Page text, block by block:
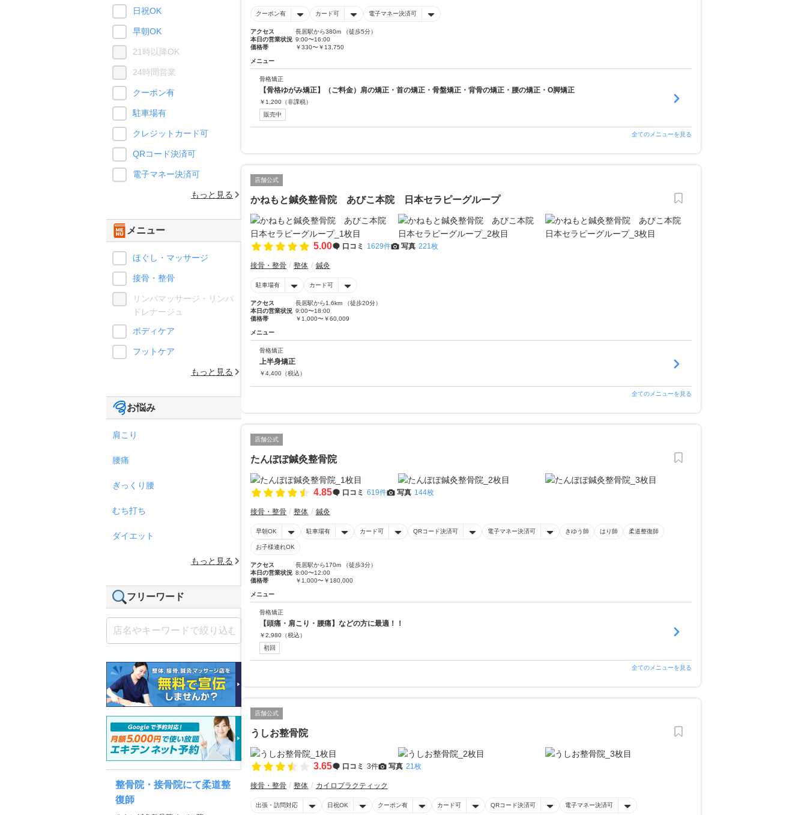
クーポン有 カード可 電子マネー決済可
アクセス
長居駅から380m （徒歩5分）
本日の営業状況 9:00〜16:00
価格帯
￥330〜￥13,750
メニュー
骨格矯正
【骨格ゆがみ矯正】（ご料金）肩の矯正・首の矯正・骨盤矯正・背骨の矯正・腰の矯正・O脚矯正
￥ 1,200 （非課税）
販売中
全てのメニューを見る
店舗公式
かねもと鍼灸整骨院 あびこ本院 日本セラピーグループ
5.00 口コミ 1629件 写真 221枚
接骨・整骨 整体 鍼灸
駐車場有 カード可
アクセス
長居駅から1.6km （徒歩20分）
本日の営業状況 9:00〜18:00
価格帯
￥1,000〜￥60,009
メニュー
骨格矯正
上半身矯正
￥4,400 （税込）
全てのメニューを見る
店舗公式
たんぽぽ鍼灸整骨院
4.85 口コミ 619件 写真 144枚
接骨・整骨 整体 鍼灸
早朝OK 駐車場有 カード可 QRコード決済可 電子マネー決済可 きゆう師 はり師 柔道整復師
お子様連れOK
アクセス
長居駅から170m （徒歩3分）
本日の営業状況 8:00〜12:00
価格帯
￥1,000〜￥180,000
メニュー
骨格矯正
【頭痛・肩こり・腰痛】などの方に最適！！
￥2,980 （税込）
初回
全てのメニューを見る
店舗公式
うしお整骨院
3.65 口コミ 3件 写真 21枚
接骨・整骨 整体 カイロプラクティック
出張・訪問対応 日祝OK クーポン有 カード可 QRコード決済可 電子マネー決済可
日祝OK
早朝OK
21時以降OK
24時間営業
クーポン有
駐車場有
クレジットカード可
QRコード決済可
電子マネー決済可
もっと見る
メニュー
ほぐし・マッサージ
接骨・整骨
リンパマッサージ・リンパ
ドレナージュ
ボディケア
フットケア
もっと見る
お悩み
肩こり
腰痛
ぎっくり腰
むち打ち
ダイエット
もっと見る
フリーワード
整骨院・接骨院にて柔道整
復師